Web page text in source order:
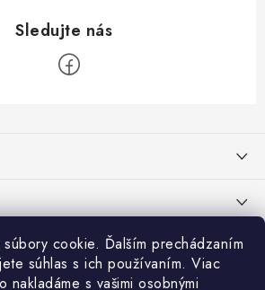
cookie. Ďalším prechádzaním
súhlas s ich používaním. Viac
nakladáme s vašimi osobnými